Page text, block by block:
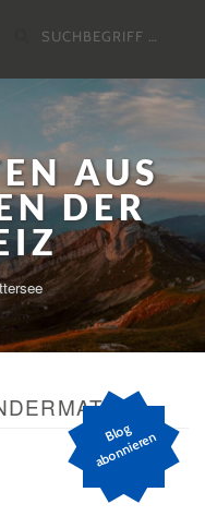
Suchen
AUS
DER
Bl
o
g
a
b
o
n
ni
er
e
n